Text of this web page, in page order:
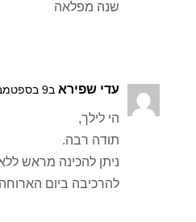
שנה מפלאה
עדי שפירא ב9 בספטמבר 2018 ב8:08
הי לילך,
תודה רבה.
ניתן להכינה מראש
להרכיבה ביום